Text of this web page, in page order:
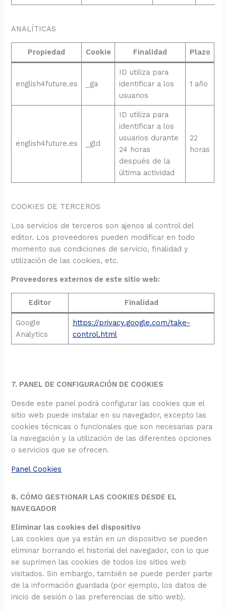
ANALÍTICAS
Propiedad Cookie Finalidad Plazo
english4future.es _ga
ID utiliza para
identificar a los
usuarios
1 año
english4future.es _gld
ID utiliza para
identificar a los
usuarios durante
24 horas
después de la
última actividad
22
horas
COOKIES DE TERCEROS
Los servicios de terceros son ajenos al control del
editor. Los proveedores pueden modificar en todo
momento sus condiciones de servicio, finalidad y
utilización de las cookies, etc.
Proveedores externos de este sitio web:
Editor Finalidad
Google
Analytics
https://privacy.google.com/take-
control.html
7. PANEL DE CONFIGURACIÓN DE COOKIES
Desde este panel podrá configurar las cookies que el
sitio web puede instalar en su navegador, excepto las
cookies técnicas o funcionales que son necesarias para
la navegación y la utilización de las diferentes opciones
o servicios que se ofrecen.
Panel Cookies
8. CÓMO GESTIONAR LAS COOKIES DESDE EL
NAVEGADOR
Eliminar las cookies del dispositivo
Las cookies que ya están en un dispositivo se pueden
eliminar borrando el historial del navegador, con lo que
se suprimen las cookies de todos los sitios web
visitados. Sin embargo, también se puede perder parte
de la información guardada (por ejemplo, los datos de
inicio de sesión o las preferencias de sitio web).